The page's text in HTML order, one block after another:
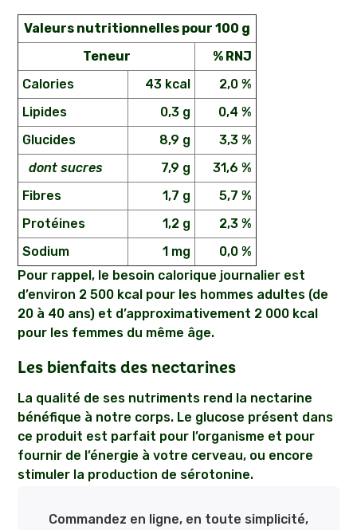
Valeurs nutritionnelles pour 100 g
Teneur
% RNJ
Calories
43 kcal
2,0 %
Lipides
0,3 g
0,4 %
Glucides
8,9 g
3,3 %
dont sucres
7,9 g
31,6 %
Fibres
1,7 g
5,7 %
Protéines
1,2 g
2,3 %
Sodium
1 mg
0,0 %
Pour rappel, le besoin calorique journalier est
d’environ 2 500 kcal pour les hommes adultes (de
20 à 40 ans) et d’approximativement 2 000 kcal
pour les femmes du même âge.
Les bienfaits des nectarines
La qualité de ses nutriments rend la nectarine
bénéfique à notre corps. Le glucose présent dans
ce produit est parfait pour l’organisme et pour
fournir de l’énergie à votre cerveau, ou encore
stimuler la production de sérotonine.
Commandez en ligne, en toute simplicité,